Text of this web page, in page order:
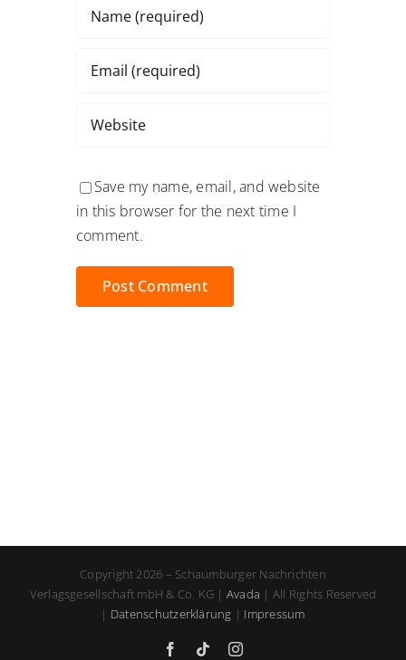
Save my name, email, and website
in this browser for the next time I
comment.
Copyright 2026 – Schaumburger Nachrichten
Verlagsgesellschaft mbH & Co. KG | Avada | All Rights Reserved
| Datenschutzerklärung | Impressum
Facebook
TiktokInstagram